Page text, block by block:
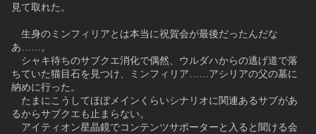
見て取れた。
生身のミンフィリアとは本当に祝賀会が最後だったんだな
あ……。
シャキ待ちのサブクエ消化で偶然、ウルダハからの逃げ道で落
ちていた猫目石を見つけ、ミンフィリア……アシリアの父の墓に
納めに行った。
たまにこうしてほぼメインくらいシナリオに関連あるサブがあ
るからサブクエも止まらない。
アイティオン星晶鏡でコンテンツサポーターと入ると聞ける会